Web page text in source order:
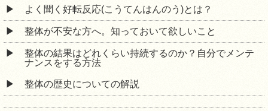
よく聞く好転反応(こうてんはんのう)とは？
整体が不安な方へ。知っておいて欲しいこと
整体の結果はどれくらい持続するのか？自分でメンテ
ナンスをする方法
整体の歴史についての解説